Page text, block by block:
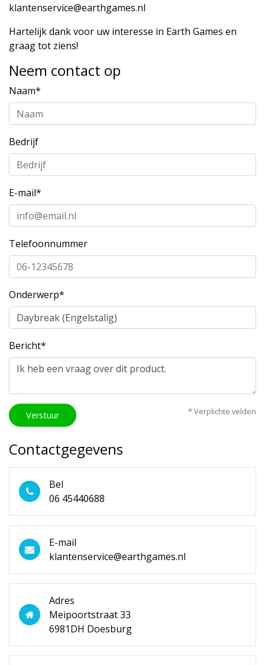
klantenservice@earthgames.nl
Hartelijk dank voor uw interesse in Earth Games en
graag tot ziens!
Neem contact op
Naam*
Bedrijf
E-mail*
Telefoonnummer
Onderwerp*
Bericht*
Verstuur * Verplichte velden
Contactgegevens
Bel
06 45440688
E-mail
klantenservice@earthgames.nl
Adres
Meipoortstraat 33
6981DH Doesburg